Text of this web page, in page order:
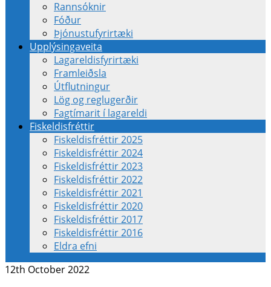
Rannsóknir
Fóður
Þjónustufyrirtæki
Upplýsingaveita
Lagareldisfyrirtæki
Framleiðsla
Útflutningur
Lög og reglugerðir
Fagtímarit í lagareldi
Fiskeldisfréttir
Fiskeldisfréttir 2025
Fiskeldisfréttir 2024
Fiskeldisfréttir 2023
Fiskeldisfréttir 2022
Fiskeldisfréttir 2021
Fiskeldisfréttir 2020
Fiskeldisfréttir 2017
Fiskeldisfréttir 2016
Eldra efni
12th October 2022